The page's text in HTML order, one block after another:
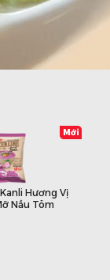
Mới
Hương Vị
Nấu Tôm